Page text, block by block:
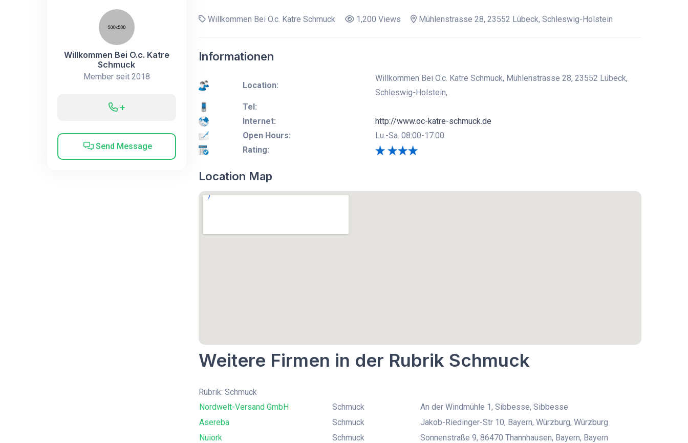
Willkommen Bei O.c. Katre
Schmuck
Member seit 2018
+
Send Message
Willkommen Bei O.c. Katre Schmuck 1,200 Views Mühlenstrasse 28, 23552 Lübeck, Schleswig-Holstein
Informationen
Location:
Willkommen Bei O.c. Katre Schmuck, Mühlenstrasse 28, 23552 Lübeck,
Schleswig-Holstein,
Tel:
Internet:
http://www.oc-katre-schmuck.de
Open Hours:
Lu.-Sa. 08:00-17:00
Rating:
Location Map
Weitere Firmen in der Rubrik Schmuck
Rubrik: Schmuck
Nordwelt-Versand GmbH
Schmuck
An der Windmühle 1, Sibbesse, Sibbesse
Asereba
Schmuck
Jakob-Riedinger-Str 10, Bayern, Würzburg, Würzburg
Nuiork
Schmuck
Sonnenstraße 9, 86470 Thannhausen, Bayern, Bayern